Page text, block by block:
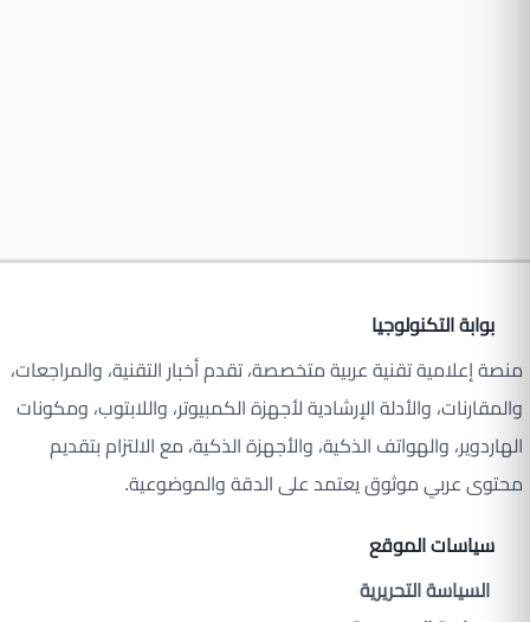
بوابة التكنولوجيا
منصة إعلامية تقنية عربية متخصصة، تقدم أخبار التقنية، والمراجعات،
والمقارنات، والأدلة الإرشادية لأجهزة الكمبيوتر، واللابتوب، ومكونات
الهاردوير، والهواتف الذكية، والأجهزة الذكية، مع الالتزام بتقديم
محتوى عربي موثوق يعتمد على الدقة والموضوعية.
سياسات الموقع
السياسة التحريرية